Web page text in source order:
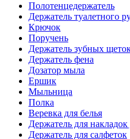
Полотенцедержатель
Держатель туалетного
Крючок
Поручень
Держатель зубных
Держатель фена
Дозатор мыла
Eршик
Мыльница
Полка
Веревка для белья
Держатель для накладок
Держатель для салфеток